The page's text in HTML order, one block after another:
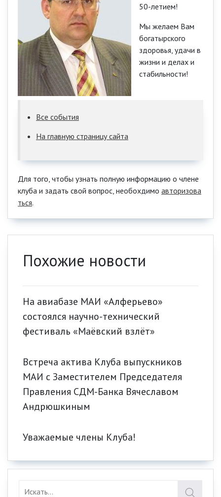
50-летием!
Мы желаем Вам
богатырского
здоровья, удачи в
жизни и делах и
стабильности!
Все события
На главную страницу сайта
Для того, чтобы узнать полную информацию о члене
клуба и задать свой вопрос, необохдимо авторизова
ться.
Похожие новости
На авиабазе МАИ «Алферьево»
состоялся научно-технический
фестиваль «Маёвский взлёт»
Встреча актива Клуба выпускников
МАИ с Заместителем Председателя
Правления СДМ-Банка Вячеславом
Андрюшкиным
Уважаемые члены Клуба!